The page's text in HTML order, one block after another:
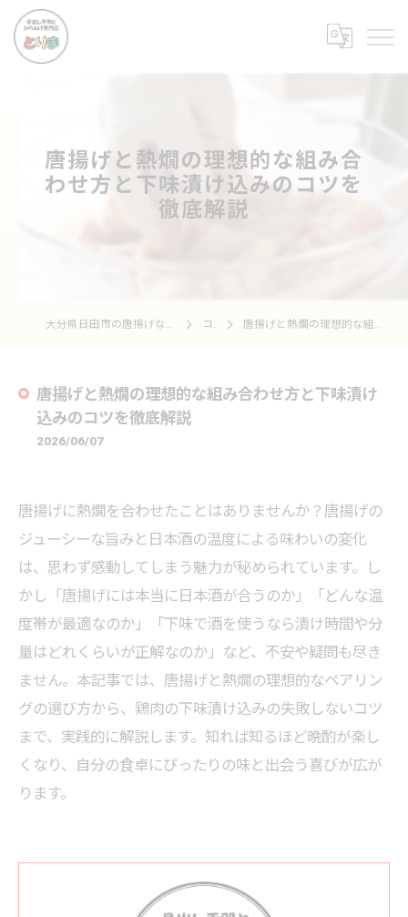
唐揚げと熱燗の理想的な組み合
わせ方と下味漬け込みのコツを
徹底解説
大分県日田市の唐揚げなら骨出し手羽とからあげ専門店 とりま コラム 唐揚げと熱燗の理想的な組み合わせ方と下味漬け込みのコツを徹底解説
唐揚げと熱燗の理想的な組み合わせ方と下味漬け
込みのコツを徹底解説
2026/06/07
唐揚げに熱燗を合わせたことはありませんか？唐揚げの
ジューシーな旨みと日本酒の温度による味わいの変化
は、思わず感動してしまう魅力が秘められています。し
かし「唐揚げには本当に日本酒が合うのか」「どんな温
度帯が最適なのか」「下味で酒を使うなら漬け時間や分
量はどれくらいが正解なのか」など、不安や疑問も尽き
ません。本記事では、唐揚げと熱燗の理想的なペアリン
グの選び方から、鶏肉の下味漬け込みの失敗しないコツ
まで、実践的に解説します。知れば知るほど晩酌が楽し
くなり、自分の食卓にぴったりの味と出会う喜びが広が
ります。